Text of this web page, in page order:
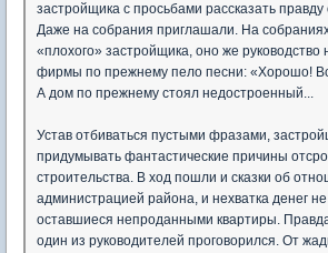
застройщика с просьбами рассказать правду
Даже на собрания приглашали. На
«плохого» застройщика, оно же
фирмы по прежнему пело песни: «Хорошо!
А дом по прежнему стоял недостроенный...
Устав отбиваться пустыми фразами,
придумывать фантастические причины
строительства. В ход пошли и сказки об
администрацией района, и нехватка денег
оставшиеся непроданными квартиры.
один из руководителей проговорился. От